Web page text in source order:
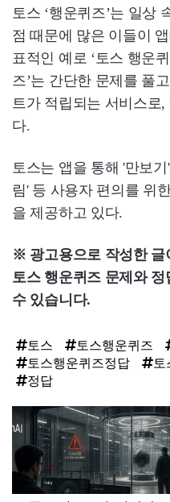
토스 ‘행운퀴즈’는 일상
점 때문에 많은 이들이
표적인 예로 ‘토스 행운
즈’는 간단한 문제를 풀
트가 적립되는 서비스로
다.
토스는 앱을 통해 '만보
림' 등 사용자 편의를 위
을 제공하고 있다.
※ 광고용으로 작성한 글
토스 행운퀴즈 문제와
수 있습니다.
토스 토스행운퀴즈
토스행운퀴즈정답
정답
탑
라
인